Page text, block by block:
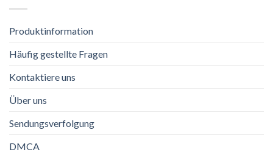
Produktinformation
Häufig gestellte Fragen
Kontaktiere uns
Über uns
Sendungsverfolgung
DMCA